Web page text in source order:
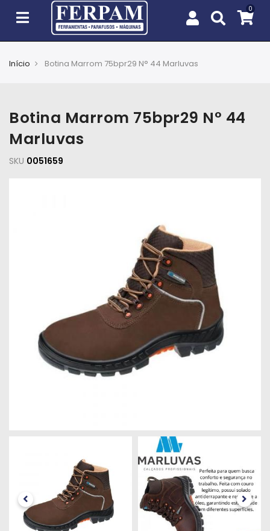
e
Jardim
EPIs
Materiais
Construção
Pneumáticos
Tintas
e
Químicos
Início Botina Marrom 75bpr29 N° 44 Marluvas
Botina Marrom 75bpr29 N° 44
Marluvas
SKU 0051659